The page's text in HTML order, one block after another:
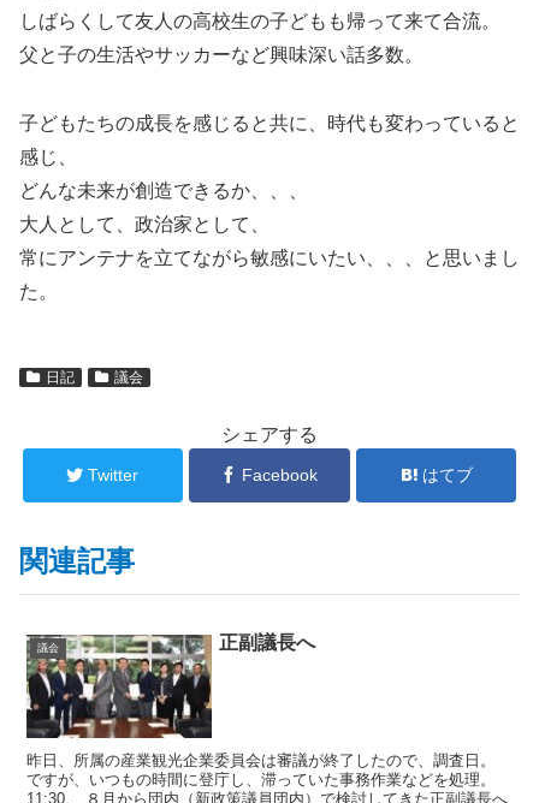
しばらくして友人の高校生の子どもも帰って来て合流。
父と子の生活やサッカーなど興味深い話多数。
子どもたちの成長を感じると共に、時代も変わっていると
感じ、
どんな未来が創造できるか、、、
大人として、政治家として、
常にアンテナを立てながら敏感にいたい、、、と思いまし
た。
日記 議会
シェアする
Twitter Facebook はてブ
関連記事
議会 正副議長へ
昨日、所属の産業観光企業委員会は審議が終了したので、調査日。
ですが、いつもの時間に登庁し、滞っていた事務作業などを処理。
11:30、 ８月から団内（新政策議員団内）で検討してきた正副議長へ